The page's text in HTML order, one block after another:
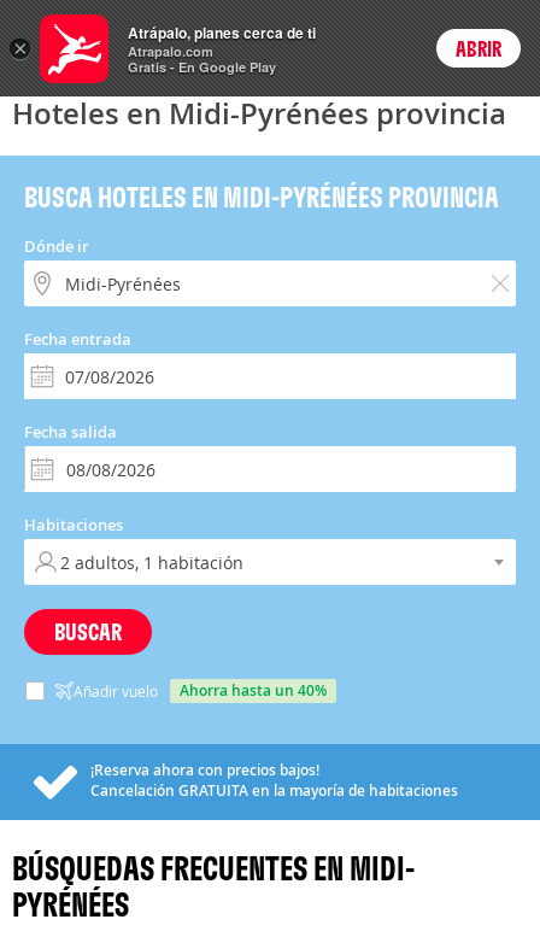
Hoteles Login
Hoteles en Midi-Pyrénées provincia
BUSCA HOTELES EN MIDI-PYRÉNÉES PROVINCIA
Dónde ir
Fecha entrada
Fecha salida
Habitaciones
BUSCAR
Añadir vuelo ahorra hasta un 40%
¡Reserva ahora con precios bajos!
Cancelación GRATUITAen la mayoría de habitaciones
BÚSQUEDAS FRECUENTES EN MIDI-
PYRÉNÉES
×
Atrápalo, planes cerca de ti
Atrapalo.com
Gratis - En Google Play
ABRIR